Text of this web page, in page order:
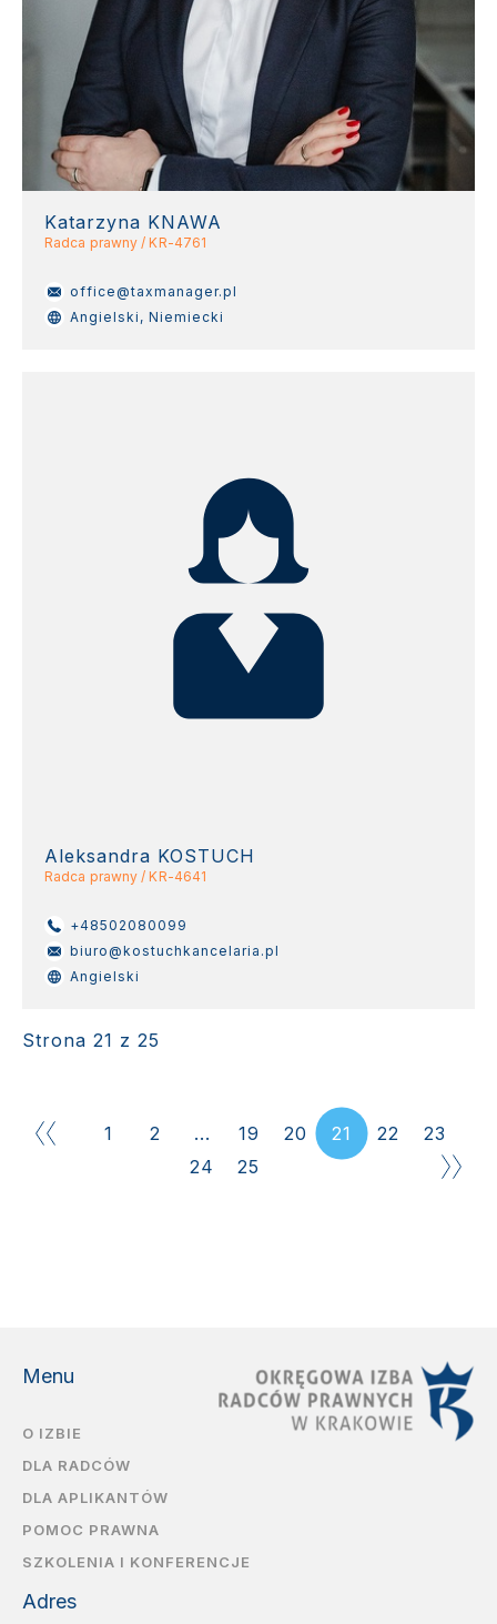
Katarzyna KNAWA
Radca prawny / KR-4761
office@taxmanager.pl
Angielski, Niemiecki
Aleksandra KOSTUCH
Radca prawny / KR-4641
+48502080099
biuro@kostuchkancelaria.pl
Angielski
Strona 21 z 25
1 2 ... 19 20 21 22
23
24
25
Menu
O IZBIE
DLA RADCÓW
DLA APLIKANTÓW
POMOC PRAWNA
SZKOLENIA I KONFERENCJE
Adres